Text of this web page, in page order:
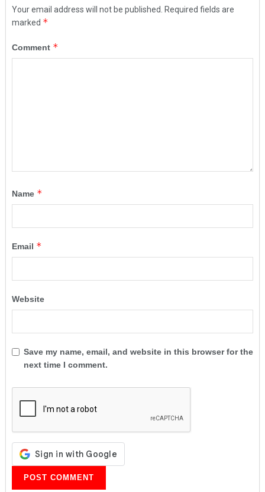
Your email address will not be published.
Required fields are
marked *
Comment *
Name *
Email *
Website
Save my name, email, and website in this browser for the
next time I comment.